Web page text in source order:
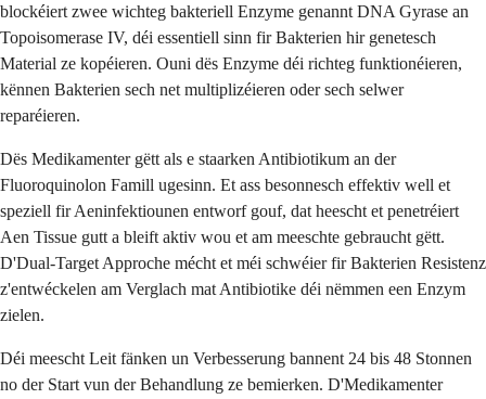
blockéiert zwee wichteg bakteriell Enzyme genannt DNA Gyrase an
Topoisomerase IV, déi essentiell sinn fir Bakterien hir genetesch
Material ze kopéieren. Ouni dës Enzyme déi richteg funktionéieren,
kënnen Bakterien sech net multiplizéieren oder sech selwer
reparéieren.
Dës Medikamenter gëtt als e staarken Antibiotikum an der
Fluoroquinolon Famill ugesinn. Et ass besonnesch effektiv well et
speziell fir Aeninfektiounen entworf gouf, dat heescht et penetréiert
Aen Tissue gutt a bleift aktiv wou et am meeschte gebraucht gëtt.
D'Dual-Target Approche mécht et méi schwéier fir Bakterien Resistenz
z'entwéckelen am Verglach mat Antibiotike déi nëmmen een Enzym
zielen.
Déi meescht Leit fänken un Verbesserung bannent 24 bis 48 Stonnen
no der Start vun der Behandlung ze bemierken. D'Medikamenter